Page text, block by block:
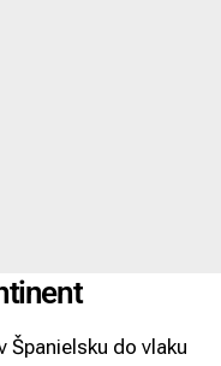
do vlaku